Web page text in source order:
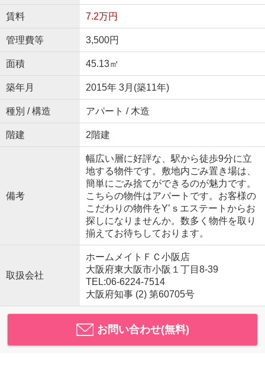
賃料 7.2万円
管理費等 3,500円
面積 45.13㎡
築年月 2015年 3月(築11年)
種別 / 構造 アパート / 木造
階建 2階建
備考
幅広い層に好評な、駅から徒歩9分に立
地する物件です。敷地内ごみ置き場は、
簡単にごみ捨てができるのが魅力です。
こちらの物件はアパートです。お客様の
こだわりの物件をY’ｓエステートからお
探しになりませんか。数多く物件を取り
揃えてお待ちしております。
取扱会社
ホームメイトＦＣ小阪店
大阪府東大阪市小阪１丁目8-39
TEL:06-6224-7514
大阪府知事 (2) 第60705号
お問い合わせ(無料)